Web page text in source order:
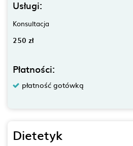
Usługi:
Konsultacja
250 zł
Płatności:
płatność gotówką
Dietetyk